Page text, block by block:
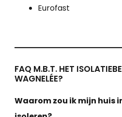
Eurofast
FAQ M.B.T. HET
WAGNELÉE?
Waarom zou ik mijn huis